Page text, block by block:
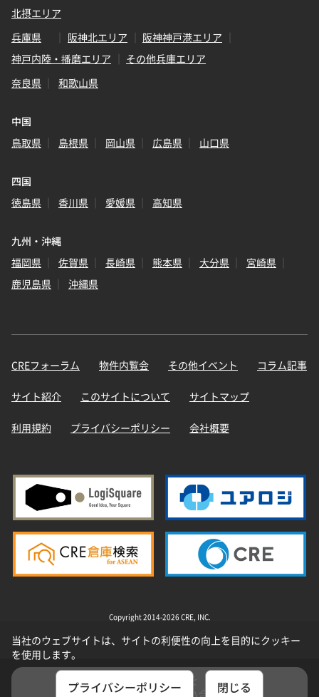
選択した物件を
北摂エリア
兵庫県
阪神北エリア
阪神神戸港エリア
神戸内陸・播磨エリア
その他兵庫エリア
奈良県
和歌山県
中国
鳥取県
島根県 岡山県 広島県 山口県
四国
徳島県
香川県 愛媛県 高知県
九州・沖縄
福岡県
佐賀県 長崎県 熊本県 大分県
宮崎県
鹿児島県
沖縄県
CREフォーラム 物件内覧会 その他イベント コラム記事
サイト紹介 このサイトについて サイトマップ
利用規約 プライバシーポリシー 会社概要
Copyright 2014-2026 CRE, INC.
当社のウェブサイトは、サイトの利便性の向上を目的にクッキー
を使用します。
プライバシーポリシー 閉じる